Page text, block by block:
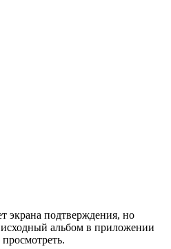
экрана подтверждения, но
альбом в приложении